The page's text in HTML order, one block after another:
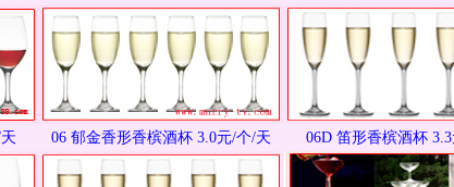
06 郁金香形香槟酒杯 3.0元/个/天 06D 笛形香槟酒杯